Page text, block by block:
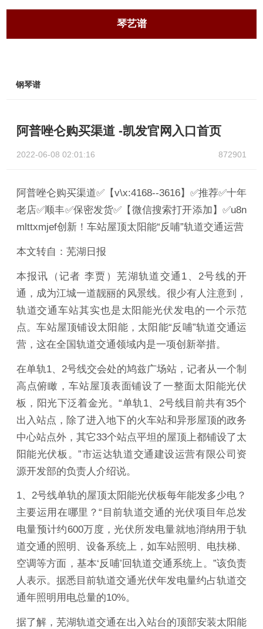
琴艺谱
钢琴谱
阿普唑仑购买渠道 -凯发官网入口首页
2022-06-08 02:01:16 872901
阿普唑仑购买渠道✅【v\x:4168--3616】✅推荐✅十年
老店✅顺丰✅保密发货✅【微信搜索打开添加】✅u8n
mlttxmjef创新！车站屋顶太阳能“反哺”轨道交通运营
本文转自：芜湖日报
本报讯（记者 李贾）芜湖轨道交通1、2号线的开
通，成为江城一道靓丽的风景线。很少有人注意到，
轨道交通车站其实也是太阳能光伏发电的一个示范
点。车站屋顶铺设太阳能，太阳能“反哺”轨道交通运
营，这在全国轨道交通领域内是一项创新举措。
在单轨1、2号线交会处的鸠兹广场站，记者从一个制
高点俯瞰，车站屋顶表面铺设了一整面太阳能光伏
板，阳光下泛着金光。“单轨1、2号线目前共有35个
出入站点，除了进入地下的火车站和异形屋顶的政务
中心站点外，其它33个站点平坦的屋顶上都铺设了太
阳能光伏板。”市运达轨道交通建设运营有限公司资
源开发部的负责人介绍说。
1、2号线单轨的屋顶太阳能光伏板每年能发多少电？
主要运用在哪里？“目前轨道交通的光伏项目年总发
电量预计约600万度，光伏所发电量就地消纳用于轨
道交通的照明、设备系统上，如车站照明、电扶梯、
空调等方面，基本‘反哺’回轨道交通系统上。”该负责
人表示。据悉目前轨道交通光伏年发电量约占轨道交
通年照明用电总量的10%。
据了解，芜湖轨道交通在出入站台的顶部安装太阳能